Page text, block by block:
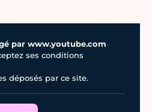
par www.youtube.com
ses conditions
déposés par ce site.